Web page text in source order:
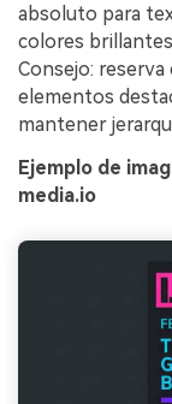
absoluto para
colores
Consejo:
elementos
mantener
Ejemplo de
media.io